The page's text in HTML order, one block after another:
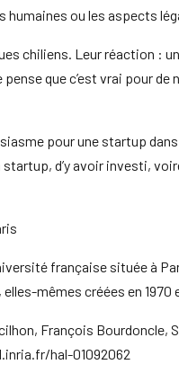
ou les aspects
chiliens. Leur réaction :
pense que c’est vrai pour
pour une startup
startup, d’y avoir investi,
française située à
mêmes créées en 1970
François Bourdoncle,
hal-01092062